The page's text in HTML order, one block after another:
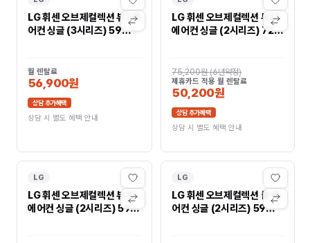
LG 휘센 오브제컬렉션 뷰I 에
어컨 싱글 (3시리즈) 59㎡
월 렌탈료
56,900원
상담 추가혜택
상담 시 별도 혜택 안내
LG 휘센 오브제컬렉션 뷰II
에어컨 싱글 (2시리즈) 72
75,200원(6년약정)
제휴카드 적용 월 렌탈료
50,200원
상담 추가혜택
상담 시 별도 혜택 안내
LG
LG 휘센 오브제컬렉션 뷰II
에어컨 싱글 (2시리즈) 59
LG
LG 휘센 오브제컬렉션 쿨 에
어컨 싱글 (2시리즈) 59㎡